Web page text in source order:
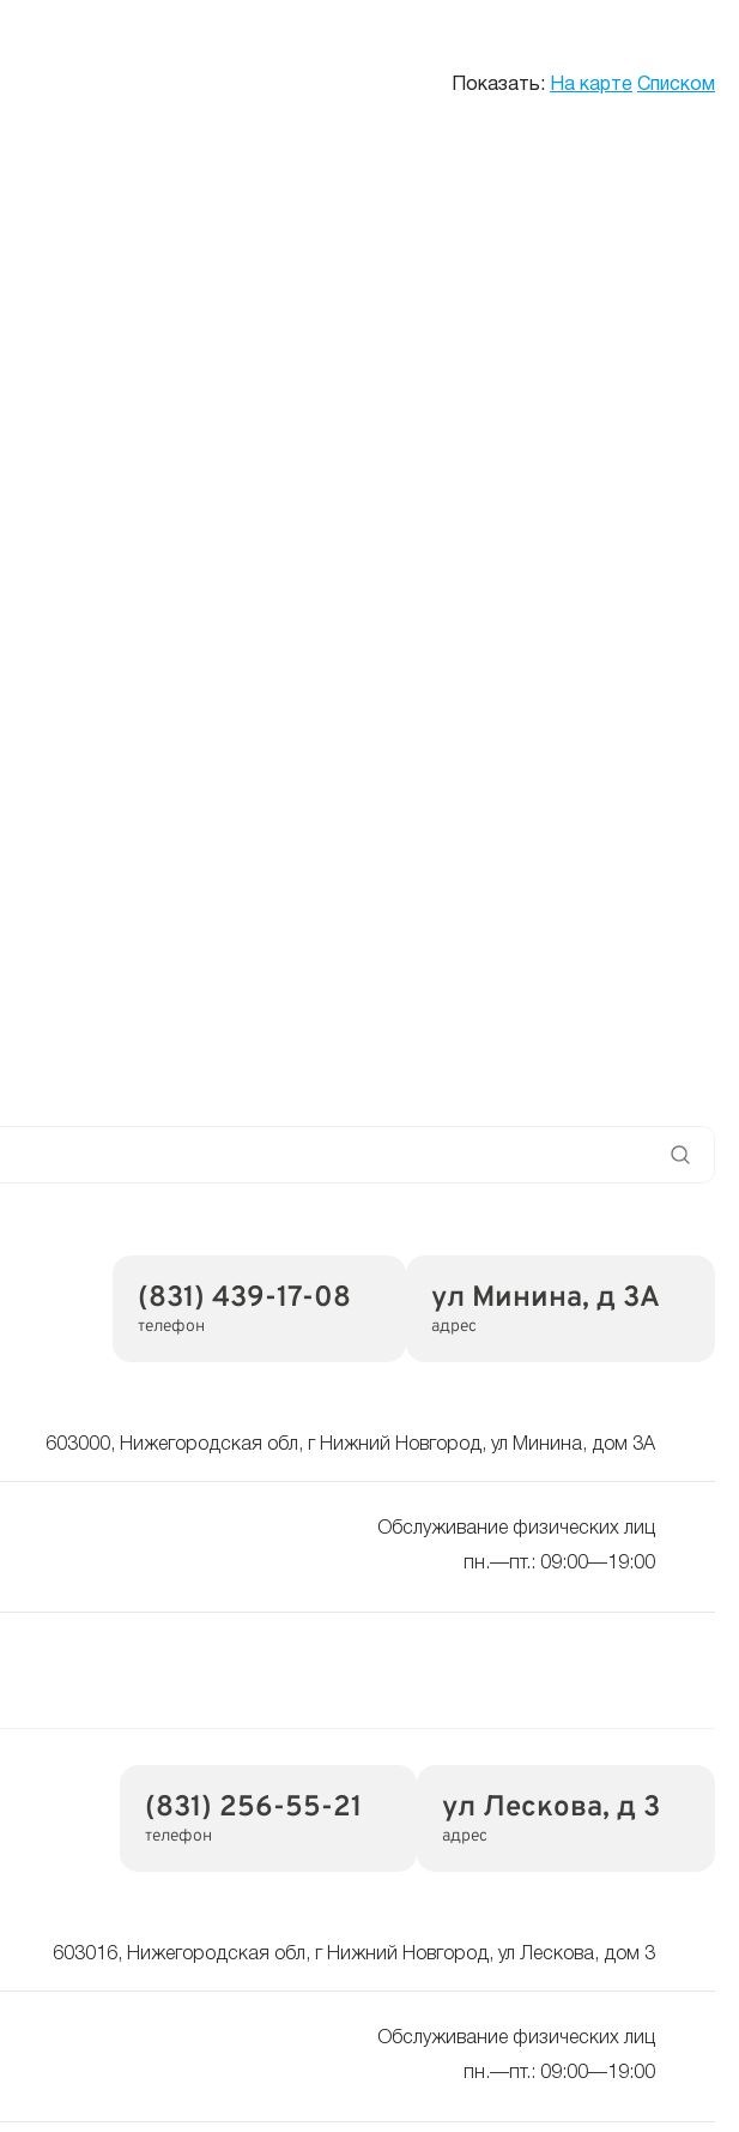
Показать: На карте Списком
(831) 439-17-08
телефон
ул Минина, д 3А
адрес
603000, Нижегородская обл, г Нижний Новгород, ул Минина, дом 3А
Обслуживание физических лиц
пн.—пт.: 09:00—19:00
(831) 256-55-21
телефон
ул Лескова, д 3
адрес
603016, Нижегородская обл, г Нижний Новгород, ул Лескова, дом 3
Обслуживание физических лиц
пн.—пт.: 09:00—19:00